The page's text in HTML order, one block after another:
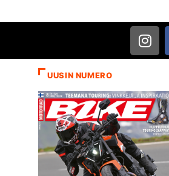
UUSIN NUMERO